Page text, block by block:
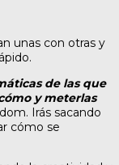
unas con otras y
de las que
y meterlas
Irás sacando
cómo se